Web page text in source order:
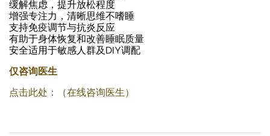
缓解焦虑，提升放松程度
增强专注力，清晰思维不嗜睡
支持免疫调节与抗炎反应
有助于身体恢复和改善睡眠质量
安全适用于敏感人群及DIY调配
仅咨询医生
点击此处：（在线咨询医生）